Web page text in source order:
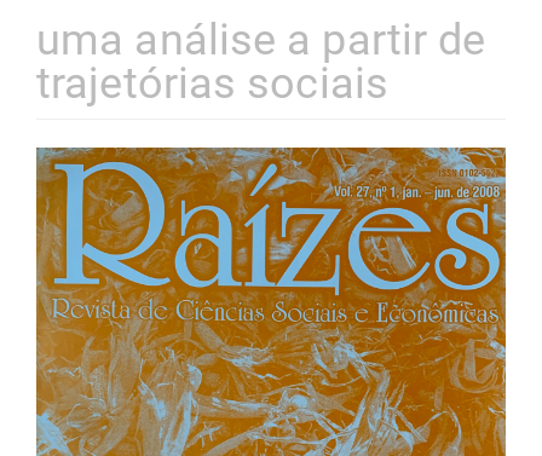
uma análise a partir de
trajetórias sociais
Barra
lateral
de
artigos